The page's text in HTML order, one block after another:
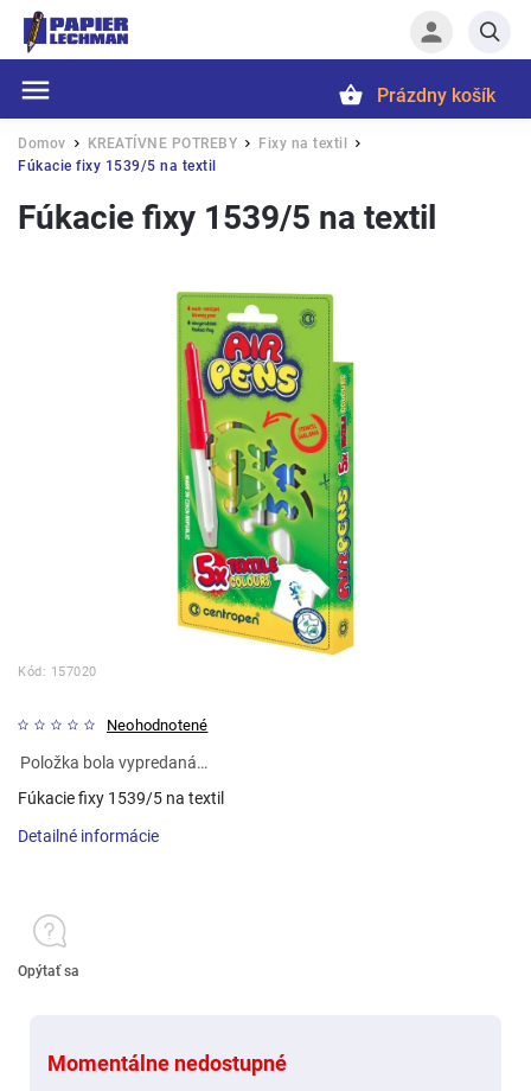
Hľadať
Prázdny košík
Domov / KREATÍVNE POTREBY / Fixy na textil
/
Fúkacie fixy 1539/5 na textil
Fúkacie fixy 1539/5 na textil
Kód: 157020
Neohodnotené
Momentálne nedostupné
Položka bola vypredaná…
Fúkacie fixy 1539/5 na textil
Detailné informácie
Opýtať sa